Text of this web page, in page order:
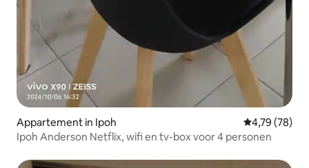
Appartement in Ipoh Gemiddelde
4,79 (78)
Ipoh Anderson Netflix, wifi en tv-box voor 4 personen